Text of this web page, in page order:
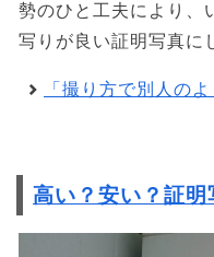
勢のひと工夫により、
写りが良い証明写真に
「撮り方で別人の
高い？安い？証